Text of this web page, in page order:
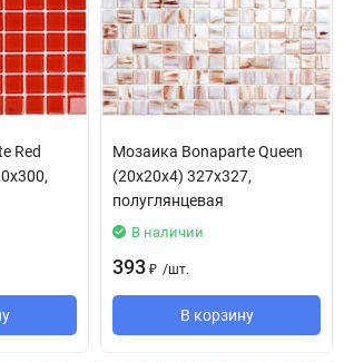
Red
Мозаика Bonaparte Queen
(20х20х4) 327х327,
полуглянцевая
В наличии
393 ₽ /шт.
В корзину